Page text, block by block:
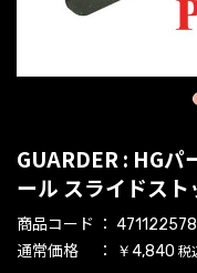
GUARDER : HG
ール スライドスト
商品コード
通常価格 ￥4,840 税